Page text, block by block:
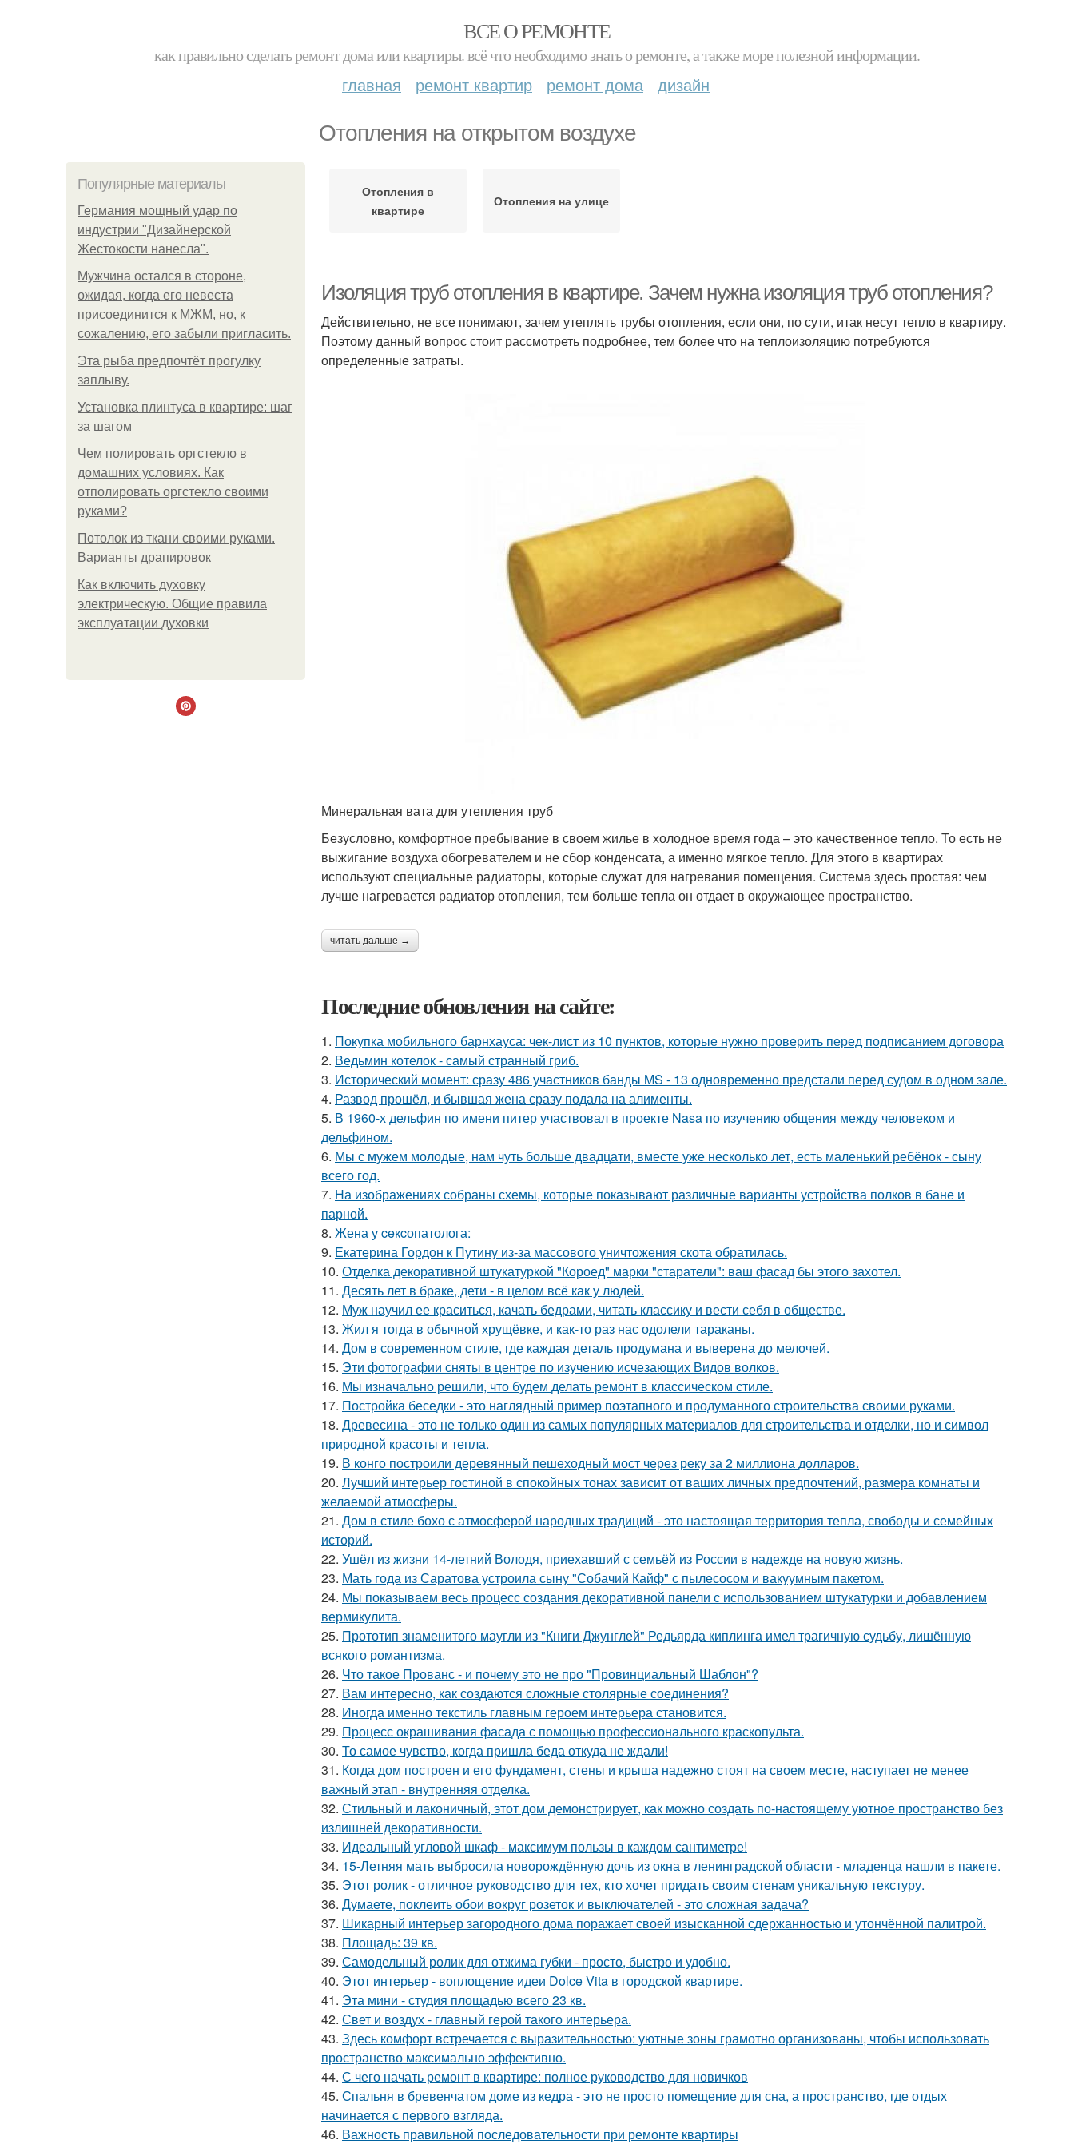
ВСЕ О РЕМОНТЕ
как правильно сделать ремонт дома или квартиры. всё что необходимо знать о ремонте, а также море полезной информации.
главная ремонт квартир ремонт дома дизайн
Отопления на открытом воздухе
Популярные материалы
Германия мощный удар по
индустрии "Дизайнерской
Жестокости нанесла".
Мужчина остался в стороне,
ожидая, когда его невеста
присоединится к МЖМ, но, к
сожалению, его забыли пригласить.
Эта рыба предпочтёт прогулку
заплыву.
Установка плинтуса в квартире: шаг
за шагом
Чем полировать оргстекло в
домашних условиях. Как
отполировать оргстекло своими
руками?
Потолок из ткани своими руками.
Варианты драпировок
Как включить духовку
электрическую. Общие правила
эксплуатации духовки
Отопления в
квартире
Отопления на улице
Изоляция труб отопления в квартире. Зачем нужна изоляция труб отопления?
Действительно, не все понимают, зачем утеплять трубы отопления, если они, по сути, итак несут тепло в квартиру.
Поэтому данный вопрос стоит рассмотреть подробнее, тем более что на теплоизоляцию потребуются
определенные затраты.
Минеральная вата для утепления труб
Безусловно, комфортное пребывание в своем жилье в холодное время года – это качественное тепло. То есть не
выжигание воздуха обогревателем и не сбор конденсата, а именно мягкое тепло. Для этого в квартирах
используют специальные радиаторы, которые служат для нагревания помещения. Система здесь простая: чем
лучше нагревается радиатор отопления, тем больше тепла он отдает в окружающее пространство.
читать дальше →
Последние обновления на сайте:
1. Покупка мобильного барнхауса: чек-лист из 10 пунктов, которые нужно проверить перед подписанием договора
2. Ведьмин котелок - самый странный гриб.
3. Исторический момент: сразу 486 участников банды MS - 13 одновременно предстали перед судом в одном зале.
4. Развод прошёл, и бывшая жена сразу подала на алименты.
5. В 1960-х дельфин по имени питер участвовал в проекте Nasa по изучению общения между человеком и
дельфином.
6. Мы с мужем молодые, нам чуть больше двадцати, вместе уже несколько лет, есть маленький ребёнок - сыну
всего год.
7. На изображениях собраны схемы, которые показывают различные варианты устройства полков в бане и
парной.
8. Жена у ceкcопатолога:
9. Екатерина Гордон к Путину из-за массового уничтожения скота обратилась.
10. Отделка декоративной штукатуркой "Короед" марки "старатели": ваш фасад бы этого захотел.
11. Десять лет в браке, дети - в целом всё как у людей.
12. Муж научил ее краситься, качать бедрами, читать классику и вести себя в обществе.
13. Жил я тогда в обычной хрущёвке, и как-то раз нас одолели тараканы.
14. Дом в современном стиле, где каждая деталь продумана и выверена до мелочей.
15. Эти фотографии сняты в центре по изучению исчезающих Видов волков.
16. Мы изначально решили, что будем делать ремонт в классическом стиле.
17. Постройка беседки - это наглядный пример поэтапного и продуманного строительства своими руками.
18. Древесина - это не только один из самых популярных материалов для строительства и отделки, но и символ
природной красоты и тепла.
19. В конго построили деревянный пешеходный мост через реку за 2 миллиона долларов.
20. Лучший интерьер гостиной в спокойных тонах зависит от ваших личных предпочтений, размера комнаты и
желаемой атмосферы.
21. Дом в стиле бохо с атмосферой народных традиций - это настоящая территория тепла, свободы и семейных
историй.
22. Ушёл из жизни 14-летний Володя, приехавший с семьёй из России в надежде на новую жизнь.
23. Мать года из Саратова устроила сыну "Собачий Кайф" с пылесосом и вакуумным пакетом.
24. Мы показываем весь процесс создания декоративной панели с использованием штукатурки и добавлением
вермикулита.
25. Прототип знаменитого маугли из "Книги Джунглей" Редьярда киплинга имел трагичную судьбу, лишённую
всякого романтизма.
26. Что такое Прованс - и почему это не про "Провинциальный Шаблон"?
27. Вам интересно, как создаются сложные столярные соединения?
28. Иногда именно текстиль главным героем интерьера становится.
29. Процесс окрашивания фасада с помощью профессионального краскопульта.
30. То самое чувство, когда пришла беда откуда не ждали!
31. Когда дом построен и его фундамент, стены и крыша надежно стоят на своем месте, наступает не менее
важный этап - внутренняя отделка.
32. Стильный и лаконичный, этот дом демонстрирует, как можно создать по-настоящему уютное пространство без
излишней декоративности.
33. Идеальный угловой шкаф - максимум пользы в каждом сантиметре!
34. 15-Летняя мать выбросила новорождённую дочь из окна в ленинградской области - младенца нашли в пакете.
35. Этот ролик - отличное руководство для тех, кто хочет придать своим стенам уникальную текстуру.
36. Думаете, поклеить обои вокруг розеток и выключателей - это сложная задача?
37. Шикарный интерьер загородного дома поражает своей изысканной сдержанностью и утончённой палитрой.
38. Площадь: 39 кв.
39. Самодельный ролик для отжима губки - просто, быстро и удобно.
40. Этот интерьер - воплощение идеи Dolce Vita в городской квартире.
41. Эта мини - студия площадью всего 23 кв.
42. Свет и воздух - главный герой такого интерьера.
43. Здесь комфорт встречается с выразительностью: уютные зоны грамотно организованы, чтобы использовать
пространство максимально эффективно.
44. С чего начать ремонт в квартире: полное руководство для новичков
45. Спальня в бревенчатом доме из кедра - это не просто помещение для сна, а пространство, где отдых
начинается с первого взгляда.
46. Важность правильной последовательности при ремонте квартиры